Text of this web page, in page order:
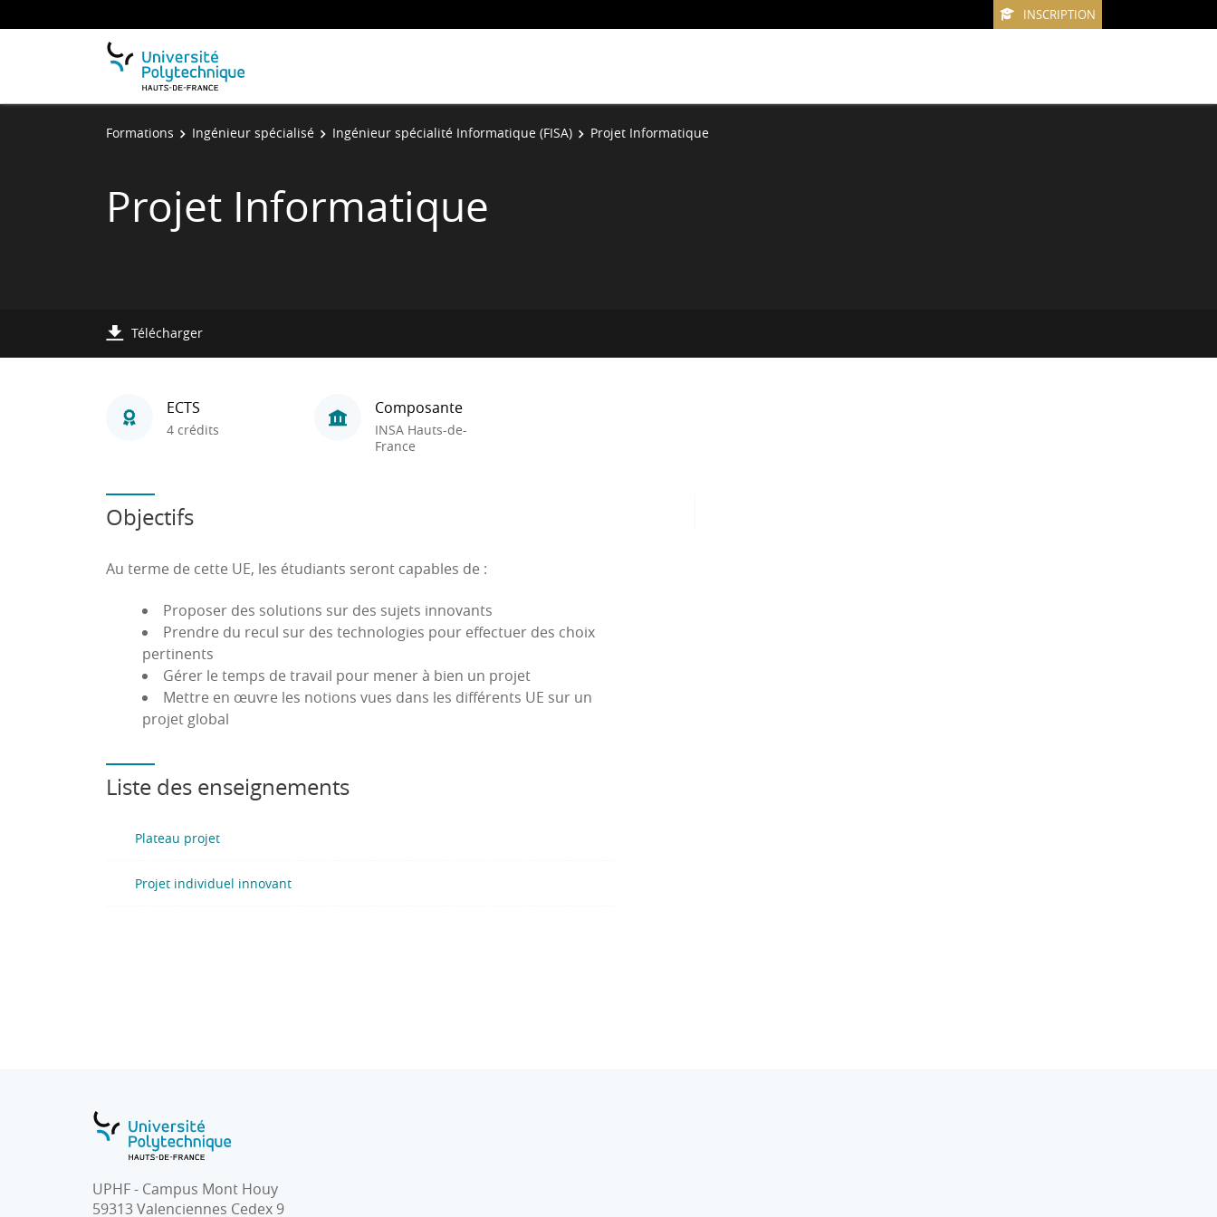
INSCRIPTION
Formations Ingénieur spécialisé Ingénieur spécialité Informatique (FISA) Projet Informatique
Projet Informatique
Télécharger
ECTS
4 crédits
Composante
INSA Hauts-de-
France
Objectifs
Au terme de cette UE, les étudiants seront capables de :
Proposer des solutions sur des sujets innovants
Prendre du recul sur des technologies pour effectuer des choix
pertinents
Gérer le temps de travail pour mener à bien un projet
Mettre en œuvre les notions vues dans les différents UE sur un
projet global
Liste des enseignements
Plateau projet
Projet individuel innovant
UPHF - Campus Mont Houy
59313 Valenciennes Cedex 9